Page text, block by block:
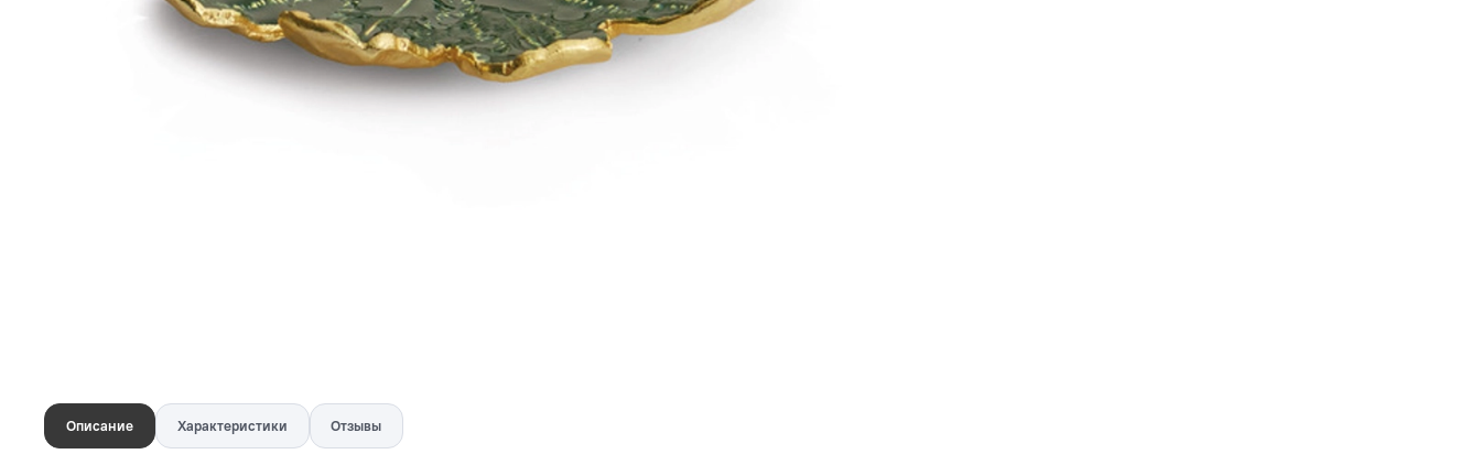
Описание Характеристики Отзывы